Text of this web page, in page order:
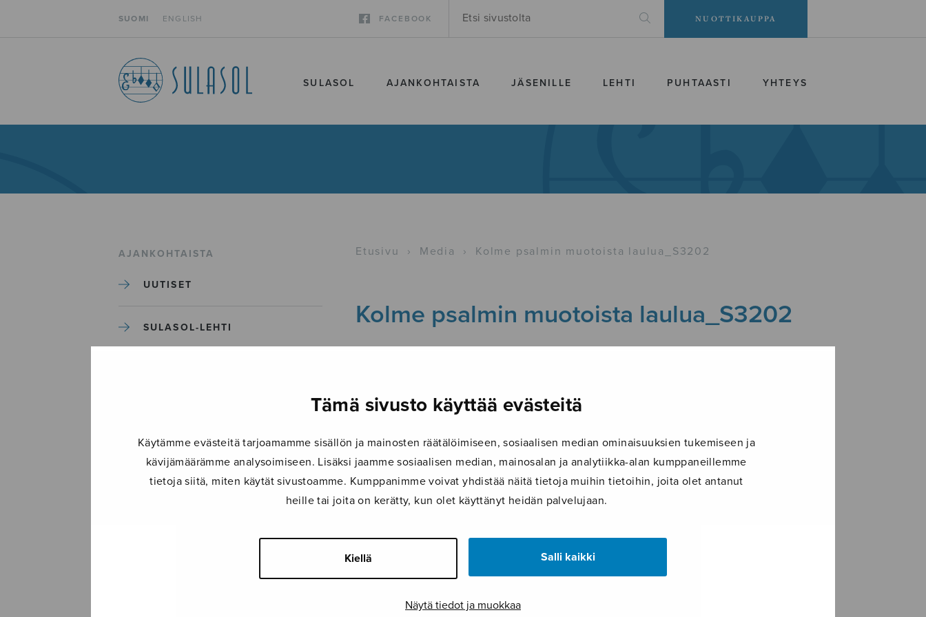
Tämä sivusto käyttää evästeitä
Käytämme evästeitä tarjoamamme sisällön ja mainosten räätälöimiseen, sosiaalisen median ominaisuuksien tukemiseen ja
kävijämäärämme analysoimiseen. Lisäksi jaamme sosiaalisen median, mainosalan ja analytiikka-alan kumppaneillemme
tietoja siitä, miten käytät sivustoamme. Kumppanimme voivat yhdistää näitä tietoja muihin tietoihin, joita olet antanut
heille tai joita on kerätty, kun olet käyttänyt heidän palvelujaan.
Kiellä Salli kaikki
Näytä tiedot ja muokkaa
SUOMI ENGLISH FACEBOOK NUOTTIKAUPPA
SULASOL AJANKOHTAISTA JÄSENILLE LEHTI PUHTAASTI YHTEYS
AJANKOHTAISTA
UUTISET
SULASOL-LEHTI
TAPAHTUMAT
Etusivu › Media › Kolme psalmin muotoista laulua_S3202
Kolme psalmin muotoista laulua_S3202